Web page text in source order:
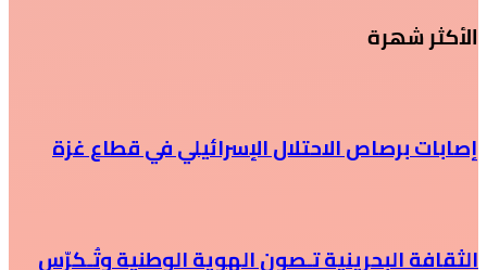
الأكثر شهرة
إصابات برصاص الاحتلال الإسرائيلي في قطاع غزة
الثقافة البحرينية تـصون الهوية الوطنية وتُـكرّس